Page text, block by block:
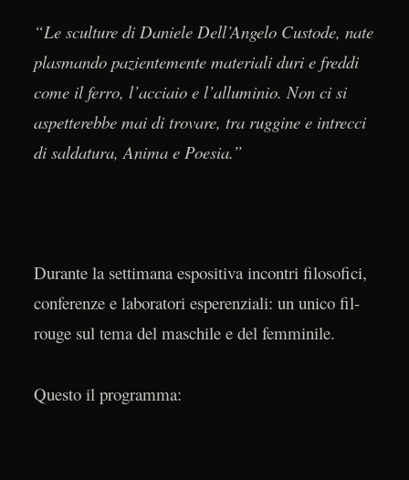
“Le sculture di Daniele Dell’Angelo Custode, nate
plasmando pazientemente materiali duri e freddi
come il ferro, l’acciaio e l’alluminio. Non ci si
aspetterebbe mai di trovare, tra ruggine e intrecci
di saldatura, Anima e Poesia.”
Durante la settimana espositiva incontri filosofici,
conferenze e laboratori esperenziali: un unico fil-
rouge sul tema del maschile e del femminile.
Questo il programma: